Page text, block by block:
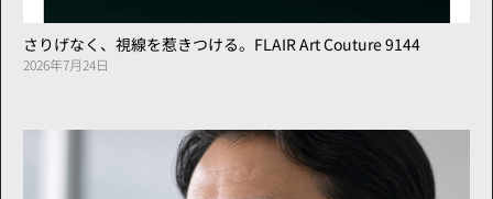
さりげなく、視線を惹きつける。FLAIR Art Couture 9144
2026年7月24日